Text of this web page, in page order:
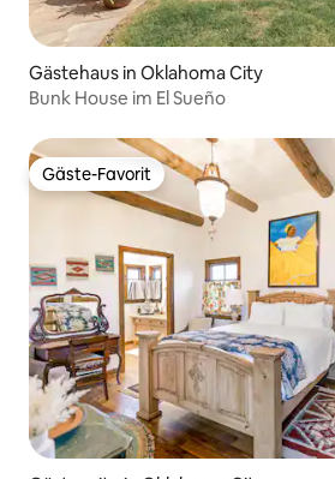
Gästehaus in Oklahoma City
Bunk House im El Sueño
Gäste-Favorit
Gäste-Favorit